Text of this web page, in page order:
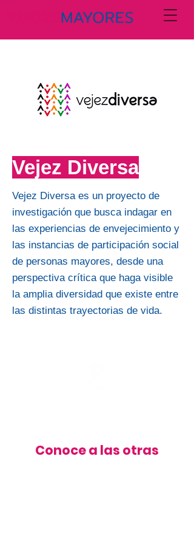
Vejez Diversa
Vejez Diversa es un proyecto de
investigación que busca indagar en
las experiencias de envejecimiento y
las instancias de participación social
de personas mayores, desde una
perspectiva crítica que haga visible
la amplia diversidad que existe entre
las distintas trayectorias de vida.
Conoce a las otras